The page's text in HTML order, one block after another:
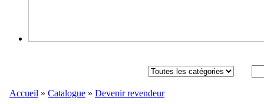
Accueil » Catalogue » Devenir revendeur